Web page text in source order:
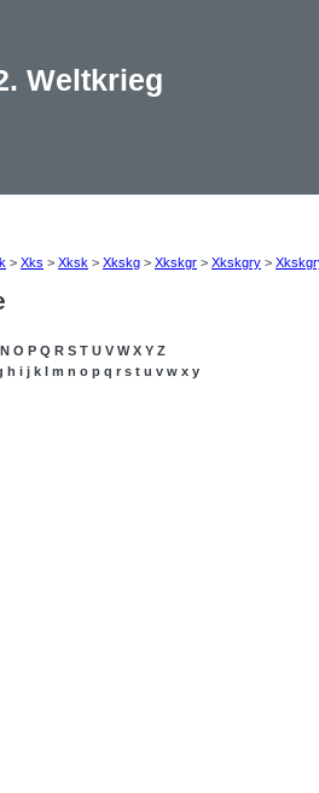
Weltkrieg
> Xks > Xksk > Xkskg > Xkskgr > Xkskgry >
N O P Q R S T U V W X Y Z
h i j k l m n o p q r s t u v w x y